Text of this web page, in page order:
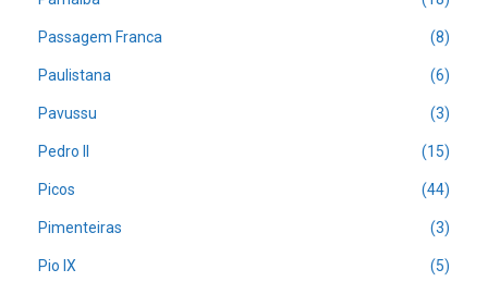
Passagem Franca (8)
Paulistana (6)
Pavussu (3)
Pedro II (15)
Picos (44)
Pimenteiras (3)
Pio IX (5)